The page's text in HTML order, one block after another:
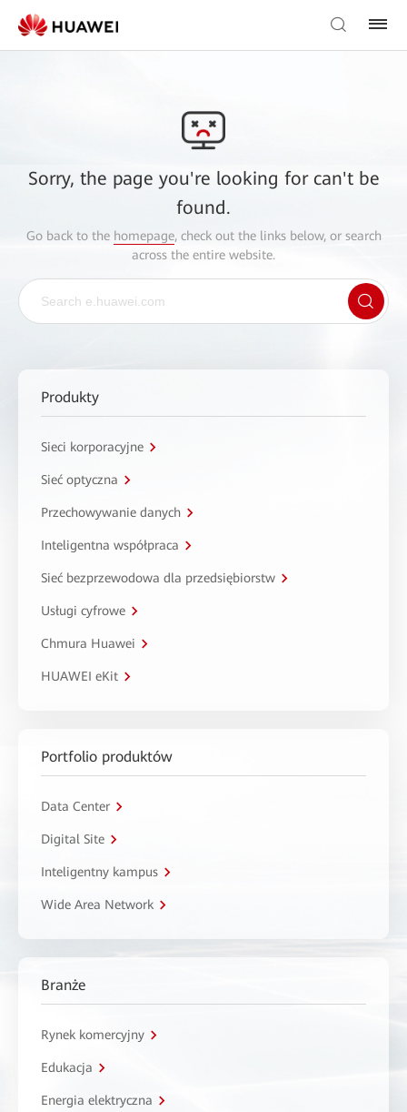
Sorry, the page you're looking for can't be
found.
Go back to the homepage, check out the links below, or search
across the entire website.
Produkty
Sieci korporacyjne
Sieć optyczna
Przechowywanie danych
Inteligentna współpraca
Sieć bezprzewodowa dla przedsiębiorstw
Usługi cyfrowe
Chmura Huawei
HUAWEI eKit
Portfolio produktów
Data Center
Digital Site
Inteligentny kampus
Wide Area Network
Branże
Rynek komercyjny
Edukacja
Energia elektryczna